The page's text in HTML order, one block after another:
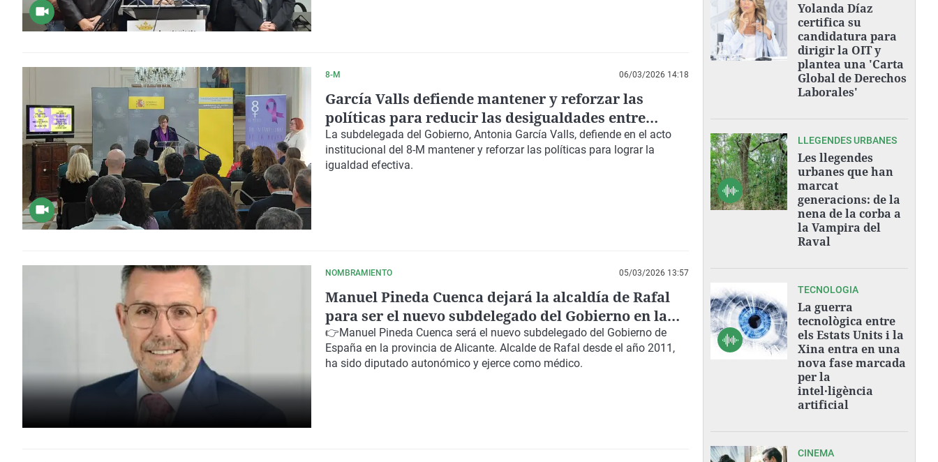
8-M 06/03/2026 14:18
García Valls defiende mantener y reforzar las
políticas para reducir las desigualdades entre
mujeres y hombres
La subdelegada del Gobierno, Antonia García Valls, defiende en el acto
institucional del 8-M mantener y reforzar las políticas para lograr la
igualdad efectiva.
NOMBRAMIENTO 05/03/2026 13:57
Manuel Pineda Cuenca dejará la alcaldía de Rafal
para ser el nuevo subdelegado del Gobierno en la
provincia de Alicante
👉Manuel Pineda Cuenca será el nuevo subdelegado del Gobierno de
España en la provincia de Alicante. Alcalde de Rafal desde el año 2011,
ha sido diputado autonómico y ejerce como médico.
Yolanda Díaz
certifica su
candidatura para
dirigir la OIT y
plantea una 'Carta
Global de Derechos
Laborales'
LLEGENDES URBANES
Les llegendes
urbanes que han
marcat
generacions: de la
nena de la corba a
la Vampira del
Raval
TECNOLOGIA
La guerra
tecnològica entre
els Estats Units i la
Xina entra en una
nova fase marcada
per la
intel·ligència
artificial
CINEMA